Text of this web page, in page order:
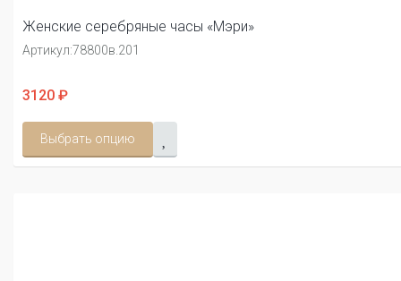
Женские серебряные часы «Мэри»
Артикул:78800в.201
3120 ₽
Выбрать опцию